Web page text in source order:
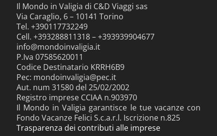
Il Mondo in Valigia di C&D Viaggi sas
Via Caraglio, 6 – 10141 Torino
Tel. +390117732249
Cell. +393288811318 – +393939904677
info@mondoinvaligia.it
P.Iva 07585620011
Codice Destinatario KRRH6B9
Pec: mondoinvaligia@pec.it
Aut. num 31580 del 25/02/2002
Registro imprese CCIAA n.903970
Il Mondo in Valigia garantisce le tue vacanze con
Fondo Vacanze Felici S.c.a.r.l. Iscrizione n.825
Trasparenza dei contributi alle imprese